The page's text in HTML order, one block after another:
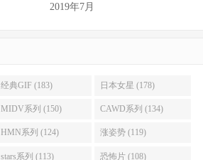
2019年7月
经典GIF (183) 日本女星 (178)
MIDV系列 (150) CAWD系列 (134)
HMN系列 (124) 涨姿势 (119)
stars系列 (113) 恐怖片 (108)